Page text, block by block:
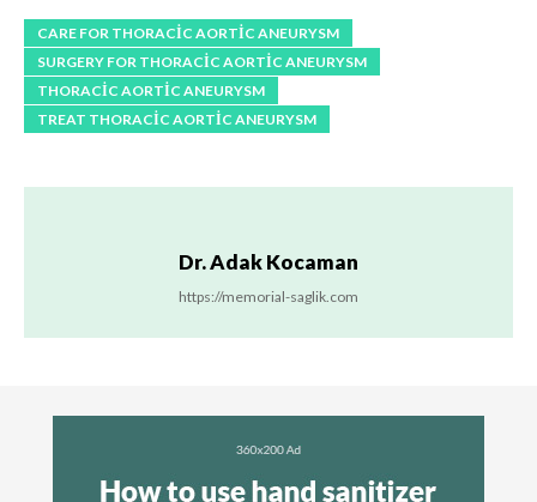
CARE FOR THORACIC AORTIC ANEURYSM
SURGERY FOR THORACIC AORTIC ANEURYSM
THORACIC AORTIC ANEURYSM
TREAT THORACIC AORTIC ANEURYSM
Dr. Adak Kocaman
https://memorial-saglik.com